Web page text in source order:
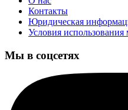
Контакты
Юридическая
Условия использования
Мы в соцсетях